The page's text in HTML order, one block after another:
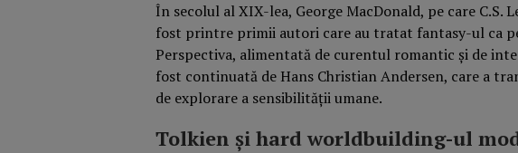
În secolul al XIX-lea, George MacDonald, pe care C.S.
fost printre primii autori care au tratat fantasy-ul ca
Perspectiva, alimentată de curentul romantic și de
fost continuată de Hans Christian Andersen, care a
de explorare a sensibilității umane.
Tolkien și hard worldbuilding-ul